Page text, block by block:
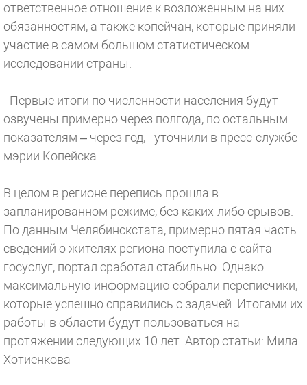
ответственное отношение к возложенным на них
обязанностям, а также копейчан, которые приняли
участие в самом большом статистическом
исследовании страны.
- Первые итоги по численности населения будут
озвучены примерно через полгода, по остальным
показателям – через год, - уточнили в пресс-службе
мэрии Копейска.
В целом в регионе перепись прошла в
запланированном режиме, без каких-либо срывов.
По данным Челябинскстата, примерно пятая часть
сведений о жителях региона поступила с сайта
госуслуг, портал сработал стабильно. Однако
максимальную информацию собрали переписчики,
которые успешно справились с задачей. Итогами их
работы в области будут пользоваться на
протяжении следующих 10 лет. Автор статьи: Мила
Хотиенкова